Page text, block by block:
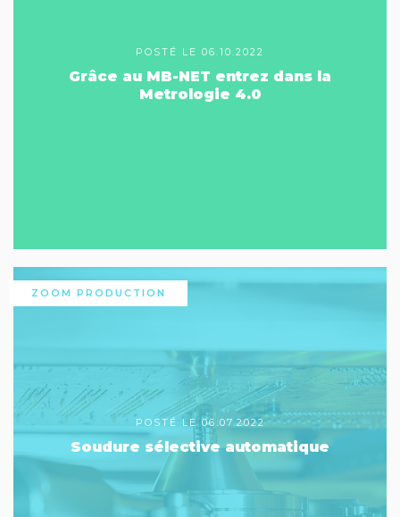
POSTÉ LE 06.10.2022
Grâce au MB-NET entrez dans la
Metrologie 4.0
ZOOM PRODUCTION
POSTÉ LE 06.07.2022
Soudure sélective automatique